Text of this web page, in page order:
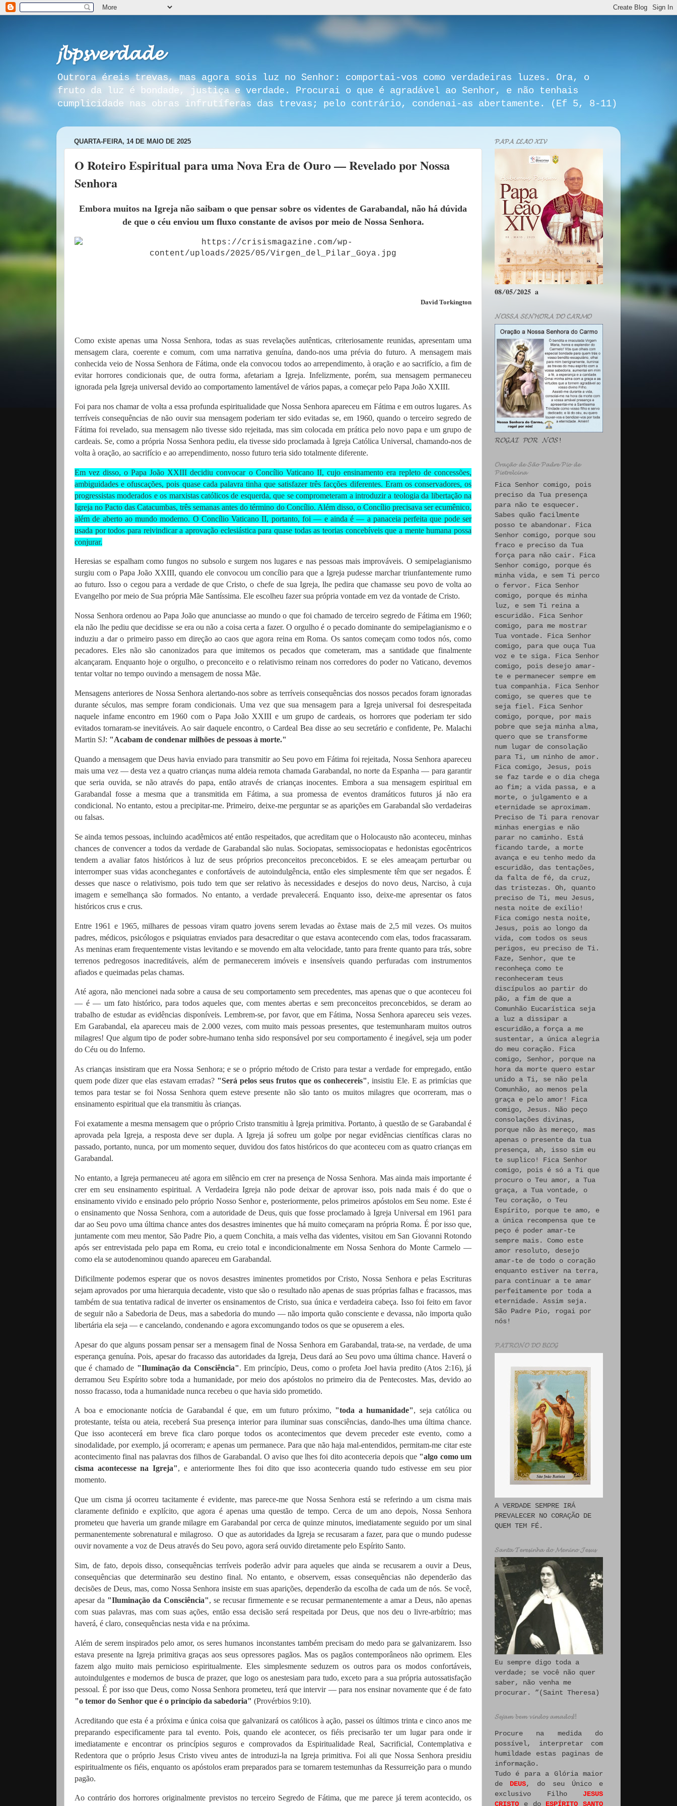
𝓳𝓫𝓹𝓼𝓿𝓮𝓻𝓭𝓪𝓭𝓮
Outrora éreis trevas, mas agora sois luz no Senhor: comportai-vos como verdadeiras luzes. Ora, o
fruto da luz é bondade, justiça e verdade. Procurai o que é agradável ao Senhor, e não tenhais
cumplicidade nas obras infrutíferas das trevas; pelo contrário, condenai-as abertamente. (Ef 5, 8-11)
QUARTA-FEIRA, 14 DE MAIO DE 2025
O Roteiro Espiritual para uma Nova Era de Ouro — Revelado por Nossa
Senhora
Embora muitos na Igreja não saibam o que pensar sobre os videntes de Garabandal, não há dúvida
de que o céu enviou um fluxo constante de avisos por meio de Nossa Senhora.
David Torkington
Como existe apenas uma Nossa Senhora, todas as suas revelações autênticas, criteriosamente reunidas, apresentam uma
mensagem clara, coerente e comum, com uma narrativa genuína, dando-nos uma prévia do futuro. A mensagem mais
conhecida veio de Nossa Senhora de Fátima, onde ela convocou todos ao arrependimento, à oração e ao sacrifício, a fim de
evitar horrores condicionais que, de outra forma, afetariam a Igreja. Infelizmente, porém, sua mensagem permaneceu
ignorada pela Igreja universal devido ao comportamento lamentável de vários papas, a começar pelo Papa João XXIII.
Foi para nos chamar de volta a essa profunda espiritualidade que Nossa Senhora apareceu em Fátima e em outros lugares. As
terríveis consequências de não ouvir sua mensagem poderiam ter sido evitadas se, em 1960, quando o terceiro segredo de
Fátima foi revelado, sua mensagem não tivesse sido rejeitada, mas sim colocada em prática pelo novo papa e um grupo de
cardeais. Se, como a própria Nossa Senhora pediu, ela tivesse sido proclamada à Igreja Católica Universal, chamando-nos de
volta à oração, ao sacrifício e ao arrependimento, nosso futuro teria sido totalmente diferente.
Em vez disso, o Papa João XXIII decidiu convocar o Concílio Vaticano II, cujo ensinamento era repleto de concessões,
ambiguidades e ofuscações, pois quase cada palavra tinha que satisfazer três facções diferentes. Eram os conservadores, os
progressistas moderados e os marxistas católicos de esquerda, que se comprometeram a introduzir a teologia da libertação na
Igreja no Pacto das Catacumbas, três semanas antes do término do Concílio. Além disso, o Concílio precisava ser ecumênico,
além de aberto ao mundo moderno. O Concílio Vaticano II, portanto, foi — e ainda é — a panaceia perfeita que pode ser
usada por todos para reivindicar a aprovação eclesiástica para quase todas as teorias concebíveis que a mente humana possa
conjurar.
Heresias se espalham como fungos no subsolo e surgem nos lugares e nas pessoas mais improváveis. O semipelagianismo
surgiu com o Papa João XXIII, quando ele convocou um concílio para que a Igreja pudesse marchar triunfantemente rumo
ao futuro. Isso o cegou para a verdade de que Cristo, o chefe de sua Igreja, lhe pedira que chamasse seu povo de volta ao
Evangelho por meio de Sua própria Mãe Santíssima. Ele escolheu fazer sua própria vontade em vez da vontade de Cristo.
Nossa Senhora ordenou ao Papa João que anunciasse ao mundo o que foi chamado de terceiro segredo de Fátima em 1960;
ela não lhe pediu que decidisse se era ou não a coisa certa a fazer. O orgulho é o pecado dominante do semipelagianismo e o
induziu a dar o primeiro passo em direção ao caos que agora reina em Roma. Os santos começam como todos nós, como
pecadores. Eles não são canonizados para que imitemos os pecados que cometeram, mas a santidade que finalmente
alcançaram. Enquanto hoje o orgulho, o preconceito e o relativismo reinam nos corredores do poder no Vaticano, devemos
tentar voltar no tempo ouvindo a mensagem de nossa Mãe.
Mensagens anteriores de Nossa Senhora alertando-nos sobre as terríveis consequências dos nossos pecados foram ignoradas
durante séculos, mas sempre foram condicionais. Uma vez que sua mensagem para a Igreja universal foi desrespeitada
naquele infame encontro em 1960 com o Papa João XXIII e um grupo de cardeais, os horrores que poderiam ter sido
evitados tornaram-se inevitáveis. Ao sair daquele encontro, o Cardeal Bea disse ao seu secretário e confidente, Pe. Malachi
Martin SJ: "Acabam de condenar milhões de pessoas à morte."
Quando a mensagem que Deus havia enviado para transmitir ao Seu povo em Fátima foi rejeitada, Nossa Senhora apareceu
mais uma vez — desta vez a quatro crianças numa aldeia remota chamada Garabandal, no norte da Espanha — para garantir
que seria ouvida, se não através do papa, então através de crianças inocentes. Embora a sua mensagem espiritual em
Garabandal fosse a mesma que a transmitida em Fátima, a sua promessa de eventos dramáticos futuros já não era
condicional. No entanto, estou a precipitar-me. Primeiro, deixe-me perguntar se as aparições em Garabandal são verdadeiras
ou falsas.
Se ainda temos pessoas, incluindo acadêmicos até então respeitados, que acreditam que o Holocausto não aconteceu, minhas
chances de convencer a todos da verdade de Garabandal são nulas. Sociopatas, semissociopatas e hedonistas egocêntricos
tendem a avaliar fatos históricos à luz de seus próprios preconceitos preconcebidos. E se eles ameaçam perturbar ou
interromper suas vidas aconchegantes e confortáveis ​​de autoindulgência, então eles simplesmente têm que ser negados. É
desses que nasce o relativismo, pois tudo tem que ser relativo às necessidades e desejos do novo deus, Narciso, à cuja
imagem e semelhança são formados. No entanto, a verdade prevalecerá. Enquanto isso, deixe-me apresentar os fatos
históricos crus e crus.
Entre 1961 e 1965, milhares de pessoas viram quatro jovens serem levadas ao êxtase mais de 2,5 mil vezes. Os muitos
padres, médicos, psicólogos e psiquiatras enviados para desacreditar o que estava acontecendo com elas, todos fracassaram.
As meninas eram frequentemente vistas levitando e se movendo em alta velocidade, tanto para frente quanto para trás, sobre
terrenos pedregosos inacreditáveis, além de permanecerem imóveis e insensíveis quando perfuradas com instrumentos
afiados e queimadas pelas chamas.
Até agora, não mencionei nada sobre a causa de seu comportamento sem precedentes, mas apenas que o que aconteceu foi
— é — um fato histórico, para todos aqueles que, com mentes abertas e sem preconceitos preconcebidos, se deram ao
trabalho de estudar as evidências disponíveis. Lembrem-se, por favor, que em Fátima, Nossa Senhora apareceu seis vezes.
Em Garabandal, ela apareceu mais de 2.000 vezes, com muito mais pessoas presentes, que testemunharam muitos outros
milagres! Que algum tipo de poder sobre-humano tenha sido responsável por seu comportamento é inegável, seja um poder
do Céu ou do Inferno.
As crianças insistiramque era Nossa Senhora; e se o próprio método de Cristo para testar a verdade for empregado, então
quem pode dizer que elas estavam erradas? "Será pelos seus frutos que os conhecereis", insistiu Ele. E as primícias que
temos para testar se foi Nossa Senhora quem esteve presente não são tanto os muitos milagres que ocorreram, mas o
ensinamento espiritual que ela transmitiu às crianças.
Foi exatamente a mesma mensagem que o próprio Cristo transmitiu à Igreja primitiva. Portanto, à questão de se Garabandal é
aprovada pela Igreja, a resposta deve ser dupla. A Igreja já sofreu um golpe por negar evidências científicas claras no
passado, portanto, nunca, por um momento sequer, duvidou dos fatos históricos do que aconteceu com as quatro crianças em
Garabandal.
No entanto, a Igreja permaneceu até agora em silêncio em crer na presença de Nossa Senhora. Mas ainda mais importante é
crer em seu ensinamento espiritual. A Verdadeira Igreja não pode deixar de aprovar isso, pois nada mais é do que o
ensinamento vivido e ensinado pelo próprio Nosso Senhor e, posteriormente, pelos primeiros apóstolos em Seu nome. Este é
o ensinamento que Nossa Senhora, com a autoridade de Deus, quis que fosse proclamado à Igreja Universal em 1961 para
dar ao Seu povo uma última chance antes dos desastres iminentes que há muito começaram na própria Roma. É por isso que,
juntamente com meu mentor, São Padre Pio, a quem Conchita, a mais velha das videntes, visitou em San Giovanni Rotondo
após ser entrevistada pelo papa em Roma, eu creio total e incondicionalmente em Nossa Senhora do Monte Carmelo —
como ela se autodenominou quando apareceu em Garabandal.
Dificilmente podemos esperar que os novos desastres iminentes prometidos por Cristo, Nossa Senhora e pelas Escrituras
sejam aprovados por uma hierarquia decadente, visto que são o resultado não apenas de suas próprias falhas e fracassos, mas
também de sua tentativa radical de inverter os ensinamentos de Cristo, sua única e verdadeira cabeça. Isso foi feito em favor
de seguir não a Sabedoria de Deus, mas a sabedoria do mundo — não importa quão consciente e devassa, não importa quão
libertária ela seja — e cancelando, condenando e agora excomungando todos os que se opuserem a eles.
Apesar do que alguns possam pensar ser a mensagem final de Nossa Senhora em Garabandal, trata-se, na verdade, de uma
esperança genuína. Pois, apesar do fracasso das autoridades da Igreja, Deus dará ao Seu povo uma última chance. Haverá o
que é chamado de "Iluminação da Consciência". Em princípio, Deus, como o profeta Joel havia predito (Atos 2:16), já
derramou Seu Espírito sobre toda a humanidade, por meio dos apóstolos no primeiro dia de Pentecostes. Mas, devido ao
nosso fracasso, toda a humanidade nunca recebeu o que havia sido prometido.
A boa e emocionante notícia de Garabandal é que, em um futuro próximo, "toda a humanidade", seja católica ou
protestante, teísta ou ateia, receberá Sua presença interior para iluminar suas consciências, dando-lhes uma última chance.
Que isso acontecerá em breve fica claro porque todos os acontecimentos que devem preceder este evento, como a
sinodalidade, por exemplo, já ocorreram; e apenas um permanece. Para que não haja mal-entendidos, permitam-me citar este
acontecimento final nas palavras dos filhos de Garabandal. O aviso que lhes foi dito aconteceria depois que "algo como um
cisma acontecesse na Igreja", e anteriormente lhes foi dito que isso aconteceria quando tudo estivesse em seu pior
momento.
Que um cisma já ocorreu tacitamente é evidente, mas parece-me que Nossa Senhora está se referindo a um cisma mais
claramente definido e explícito, que agora é apenas uma questão de tempo. Cerca de um ano depois, Nossa Senhora
prometeu que haveria um grande milagre em Garabandal por cerca de quinze minutos, imediatamente seguido por um sinal
permanentemente sobrenatural e milagroso. O que as autoridades da Igreja se recusaram a fazer, para que o mundo pudesse
ouvir novamente a voz de Deus através do Seu povo, agora será ouvido diretamente pelo Espírito Santo.
Sim, de fato, depois disso, consequências terríveis poderão advir para aqueles que ainda se recusarem a ouvir a Deus,
consequências que determinarão seu destino final. No entanto, e observem, essas consequências não dependerão das
decisões de Deus, mas, como Nossa Senhora insiste em suas aparições, dependerão da escolha de cada um de nós. Se você,
apesar da "Iluminação da Consciência", se recusar firmemente e se recusar permanentemente a amar a Deus, não apenas
com suas palavras, mas com suas ações, então essa decisão será respeitada por Deus, que nos deu o livre-arbítrio; mas
haverá, é claro, consequências nesta vida e na próxima.
Além de serem inspirados pelo amor, os seres humanos inconstantes também precisam do medo para se galvanizarem. Isso
estava presente na Igreja primitiva graças aos seus opressores pagãos. Mas os pagãos contemporâneos não oprimem. Eles
fazem algo muito mais pernicioso espiritualmente. Eles simplesmente seduzem os outros para os modos confortáveis,
autoindulgentes e modernos de busca de prazer, que logo os anestesiam para tudo, exceto para a sua própria autossatisfação
pessoal. É por isso que Deus, como Nossa Senhora prometeu, terá que intervir — para nos ensinar novamente que é de fato
"o temor do Senhor que é o princípio da sabedoria" (Provérbios 9:10).
Acreditando que esta é a próxima e única coisa que galvanizará os católicos à ação, passei os últimos trinta e cinco anos me
preparando especificamente para tal evento. Pois, quando ele acontecer, os fiéis precisarão ter um lugar para onde ir
imediatamente e encontrar os princípios seguros e comprovados da Espiritualidade Real, Sacrificial, Contemplativa e
Redentora que o próprio Jesus Cristo viveu antes de introduzi-la na Igreja primitiva. Foi ali que Nossa Senhora presidiu
espiritualmente os fiéis, enquanto os apóstolos eram preparados para se tornarem testemunhas da Ressurreição para o mundo
pagão.
Ao contrário dos horrores originalmente previstos no terceiro Segredo de Fátima, que me parece já terem acontecido, os
𝓟𝓐𝓟𝓐 𝓛𝓔𝓐̃𝓞 𝓧𝓘𝓥
𝟎𝟖/𝟎𝟓/𝟐𝟎𝟐𝟓 𝐚
𝓝𝓞𝓢𝓢𝓐 𝓢𝓔𝓝𝓗𝓞𝓡𝓐 𝓓𝓞 𝓒𝓐𝓡𝓜𝓞
𝓡𝓞𝓖𝓐𝓘 𝓟𝓞𝓡 𝓝𝓞́𝓢!
𝓞𝓻𝓪𝓬̧𝓪̃𝓸 𝓭𝓮 𝓢𝓪̃𝓸 𝓟𝓪𝓭𝓻𝓮 𝓟𝓲𝓸 𝓭𝓮
𝓟𝓲𝓮𝓽𝓻𝓮𝓵𝓬𝓲𝓷𝓪
Fica Senhor comigo, pois
preciso da Tua presença
para não te esquecer.
Sabes quão facilmente
posso te abandonar. Fica
Senhor comigo, porque sou
fraco e preciso da Tua
força para não cair. Fica
Senhor comigo, porque és
minha vida, e sem Ti perco
o fervor. Fica Senhor
comigo, porque és minha
luz, e sem Ti reina a
escuridão. Fica Senhor
comigo, para me mostrar
Tua vontade. Fica Senhor
comigo, para que ouça Tua
voz e te siga. Fica Senhor
comigo, pois desejo amar-
te e permanecer sempre em
tua companhia. Fica Senhor
comigo, se queres que te
seja fiel. Fica Senhor
comigo, porque, por mais
pobre que seja minha alma,
quero que se transforme
num lugar de consolação
para Ti, um ninho de amor.
Fica comigo, Jesus, pois
se faz tarde e o dia chega
ao fim; a vida passa, e a
morte, o julgamento e a
eternidade se aproximam.
Preciso de Ti para renovar
minhas energias e não
parar no caminho. Está
ficando tarde, a morte
avança e eu tenho medo da
escuridão, das tentações,
da falta de fé, da cruz,
das tristezas. Oh, quanto
preciso de Ti, meu Jesus,
nesta noite de exílio!
Fica comigo nesta noite,
Jesus, pois ao longo da
vida, com todos os seus
perigos, eu preciso de Ti.
Faze, Senhor, que te
reconheça como te
reconheceram teus
discípulos ao partir do
pão, a fim de que a
Comunhão Eucarística seja
a luz a dissipar a
escuridão,a força a me
sustentar, a única alegria
do meu coração. Fica
comigo, Senhor, porque na
hora da morte quero estar
unido a Ti, se não pela
Comunhão, ao menos pela
graça e pelo amor! Fica
comigo, Jesus. Não peço
consolações divinas,
porque não às mereço, mas
apenas o presente da tua
presença, ah, isso sim eu
te suplico! Fica Senhor
comigo, pois é só a Ti que
procuro o Teu amor, a Tua
graça, a Tua vontade, o
Teu coração, o Teu
Espírito, porque te amo, e
a única recompensa que te
peço é poder amar-te
sempre mais. Como este
amor resoluto, desejo
amar-te de todo o coração
enquanto estiver na terra,
para continuar a te amar
perfeitamente por toda a
eternidade. Assim seja.
São Padre Pio, rogai por
nós!
𝓟𝓐𝓣𝓡𝓞𝓝𝓞 𝓓𝓞 𝓑𝓛𝓞𝓖
A VERDADE SEMPRE IRÁ
PREVALECER NO CORAÇÃO DE
QUEM TEM FÉ.
𝓢𝓪𝓷𝓽𝓪 𝓣𝓮𝓻𝓮𝓼𝓲𝓷𝓱𝓪 𝓭𝓸 𝓜𝓮𝓷𝓲𝓷𝓸 𝓙𝓮𝓼𝓾𝓼
Eu sempre digo toda a
verdade; se você não quer
saber, não venha me
procurar. ”(Saint Theresa)
𝓢𝓮𝓳𝓪𝓶 𝓫𝓮𝓶 𝓿𝓲𝓷𝓭𝓸𝓼 𝓪𝓶𝓪𝓭𝓸𝓼!!
Procure na medida do
possível, interpretar com
humildade estas paginas de
informação.
Tudo é para a Glória maior
de DEUS, do seu Único e
exclusivo Filho JESUS
CRISTO e do ESPÍRITO SANTO